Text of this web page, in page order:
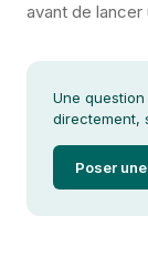
avant de
Une
directement,
Poser